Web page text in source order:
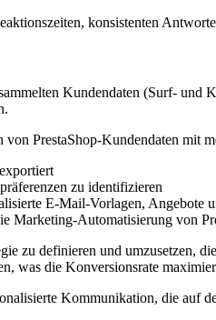
konsistenten
Kundendaten (Surf-
PrestaShop-Kundendaten mit
zu identifizieren
E-Mail-Vorlagen, Angebote
Marketing-Automatisierung von
zu definieren und umzusetzen,
was die Konversionsrate
Kommunikation, die auf